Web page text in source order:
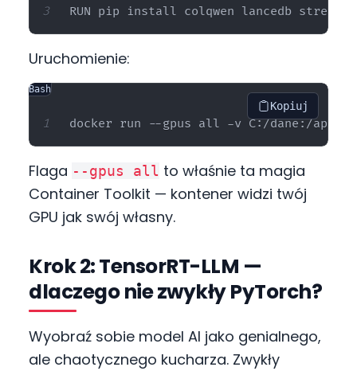
Uruchomienie:
Bash
Kopiuj
Flaga --gpus all to właśnie ta magia
Container Toolkit — kontener widzi twój
GPU jak swój własny.
Krok 2: TensorRT-LLM —
dlaczego nie zwykły PyTorch?
Wyobraź sobie model AI jako genialnego,
ale chaotycznego kucharza. Zwykły